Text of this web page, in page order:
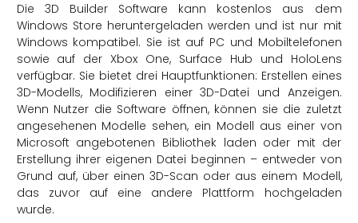
Die 3D Builder Software kann kostenlos aus dem
Windows Store heruntergeladen werden und ist nur mit
Windows kompatibel. Sie ist auf PC und Mobiltelefonen
sowie auf der Xbox One, Surface Hub und HoloLens
verfügbar. Sie bietet drei Hauptfunktionen: Erstellen eines
3D-Modells, Modifizieren einer 3D-Datei und Anzeigen.
Wenn Nutzer die Software öffnen, können sie die zuletzt
angesehenen Modelle sehen, ein Modell aus einer von
Microsoft angebotenen Bibliothek laden oder mit der
Erstellung ihrer eigenen Datei beginnen – entweder von
Grund auf, über einen 3D-Scan oder aus einem Modell,
das zuvor auf eine andere Plattform hochgeladen
wurde.